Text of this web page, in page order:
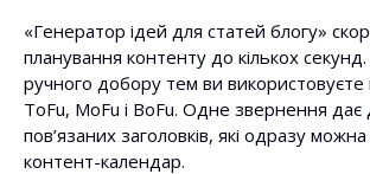
«Генератор ідей для статей блогу»
планування контенту до кількох секунд.
ручного добору тем ви використовуєте
ToFu, MoFu і BoFu. Одне звернення дає
пов’язаних заголовків, які одразу
контент-календар.